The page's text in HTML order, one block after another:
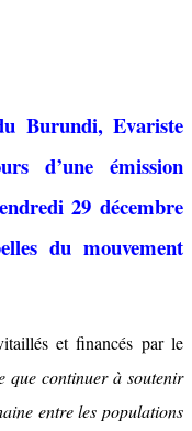
Burundi, Evariste
d’une émission
29 décembre
du mouvement
et financés par le
que continuer à soutenir
entre les populations